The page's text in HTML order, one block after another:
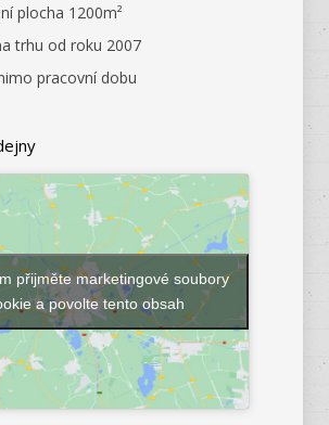
plocha 1200m²
trhu od roku 2007
pracovní dobu
přijměte marketingové soubory
a povolte tento obsah